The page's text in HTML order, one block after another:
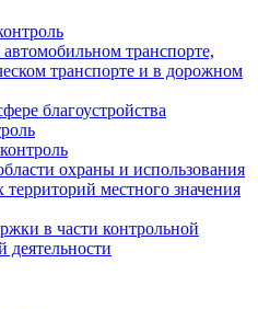
транспорте,
транспорте и в дорожном
благоустройства
охраны и использования
местного значения
в части контрольной
деятельности